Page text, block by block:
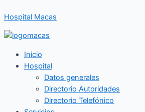
al
contenido
Hospital Macas
Inicio
Hospital
Datos generales
Directorio Autoridades
Directorio Telefónico